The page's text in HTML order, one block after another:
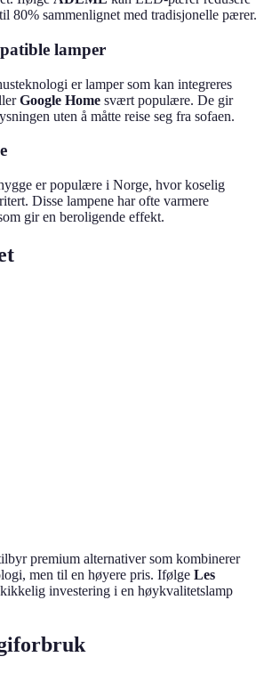
80% sammenlignet med tradisjonelle pærer.
lamper
er lamper som kan integreres
Google Home svært populære. De gir
uten å måtte reise seg fra sofaen.
er populære i Norge, hvor koselig
Disse lampene har ofte varmere
gir en beroligende effekt.
premium alternativer som kombinerer
men til en høyere pris. Ifølge Les
investering i en høykvalitetslamp